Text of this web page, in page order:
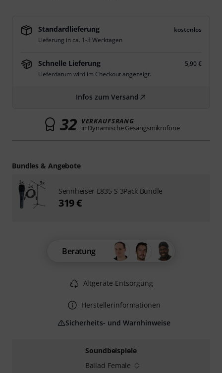
Soundbeispiele
Ballad Female
Standardlieferung
kostenlos
Lieferung in ca. 1-3 Werktagen
Schnelle Lieferung
5,90 €
Lieferdatum wird im Checkout angezeigt.
Infos zum Versand
32 VERKAUFSRANG
in Dynamische Gesangsmikrofone
Beratung
Altgeräte-Entsorgung
Herstellerinformationen
Sicherheits- und Warnhinweise
Bundles & Angebote
Sennheiser E835-S 3Pack Bundle
319 €